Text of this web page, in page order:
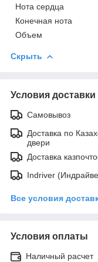
Нота сердца
Конечная нота
Объем
Скрыть
Условия доставки
Самовывоз
Доставка по
двери
Доставка
Indriver
Все условия
Условия оплаты
Наличный расчет